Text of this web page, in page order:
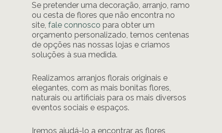
Se pretender uma decoração, arranjo, ramo
ou cesta de flores que não encontra no
site, fale connosco para obter um
orçamento personalizado, temos centenas
de opções nas nossas lojas e criamos
soluções à sua medida.
Realizamos arranjos florais originais e
elegantes, com as mais bonitas flores,
naturais ou artificiais para os mais diversos
eventos sociais e espaços.
Iremos ajudá-lo a encontrar as flores